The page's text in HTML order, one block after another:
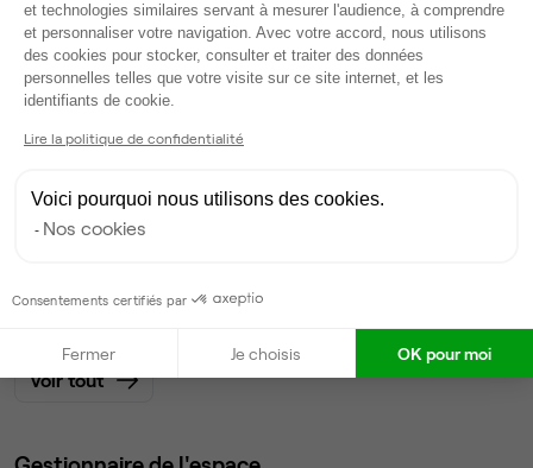
Bureau privé• 3ème étage
19
Bureau privé • 3ème étage
7 138 €
Voir tout
et technologies similaires servant à mesurer l'audience, à comprendre
et personnaliser votre navigation. Avec votre accord, nous utilisons
des cookies pour stocker, consulter et traiter des données
personnelles telles que votre visite sur ce site internet, et les
identifiants de cookie.
Lire la politique de confidentialité
Voici pourquoi nous utilisons des cookies.
Nos cookies
Consentements certifiés par
Fermer Je choisis OK pour moi